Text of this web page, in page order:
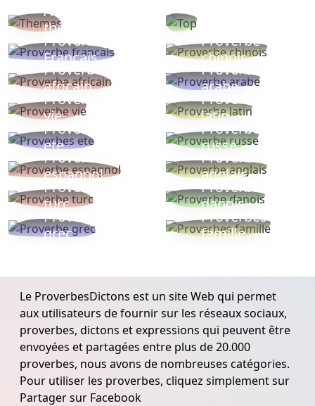
Autres
thèmes
Proverbe
Français
Proverbe
chinois
Proverbe
africain
Proverbe
arabe
Proverbe
vie
Proverbe
latin
Proverbes
ete
Proverbe
russe
Proverbe
espagnol
Proverbe
anglais
Proverbe
turc
Proverbe
danois
Proverbe
grec
Proverbes
famille
Le ProverbesDictons est un site Web qui permet
aux utilisateurs de fournir sur les réseaux sociaux,
proverbes, dictons et expressions qui peuvent être
envoyées et partagées entre plus de 20.000
proverbes, nous avons de nombreuses catégories.
Pour utiliser les proverbes, cliquez simplement sur
Partager sur Facebook